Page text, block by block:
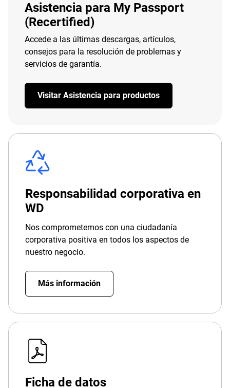
Asistencia para My Passport
(Recertified)
Accede a las últimas descargas, artículos,
consejos para la resolución de problemas y
servicios de garantía.
Visitar Asistencia para productos
Responsabilidad corporativa en
WD
Nos comprometemos con una ciudadanía
corporativa positiva en todos los aspectos de
nuestro negocio.
Más información
Ficha de datos